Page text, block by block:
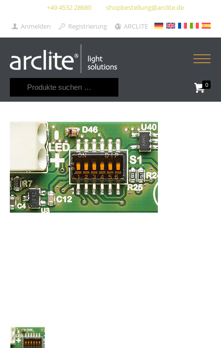
+49 4532 28680 shopbestellung@arclite.de
Anmelden Registrierung ARCLITE
0